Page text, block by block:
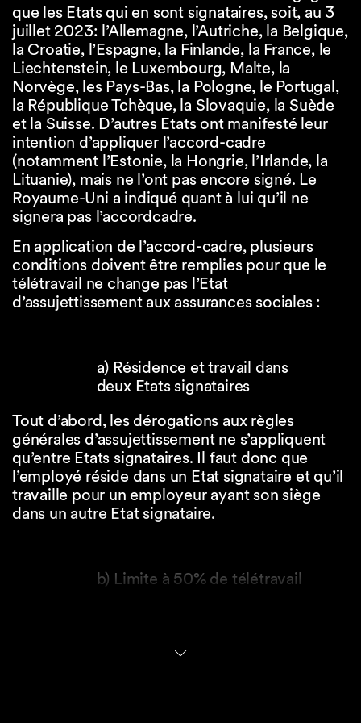
que les Etats qui en sont signataires, soit, au 3
juillet 2023: l’Allemagne, l’Autriche, la Belgique,
la Croatie, l’Espagne, la Finlande, la France, le
Liechtenstein, le Luxembourg, Malte, la
Norvège, les Pays-Bas, la Pologne, le Portugal,
la République Tchèque, la Slovaquie, la Suède
et la Suisse. D’autres Etats ont manifesté leur
intention d’appliquer l’accord-cadre
(notamment l’Estonie, la Hongrie, l’Irlande, la
Lituanie), mais ne l’ont pas encore signé. Le
Royaume-Uni a indiqué quant à lui qu’il ne
signera pas l’accordcadre.
En application de l’accord-cadre, plusieurs
conditions doivent être remplies pour que le
télétravail ne change pas l’Etat
d’assujettissement aux assurances sociales :
a) Résidence et travail dans
deux Etats signataires
Tout d’abord, les dérogations aux règles
générales d’assujettissement ne s’appliquent
qu’entre Etats signataires. Il faut donc que
l’employé réside dans un Etat signataire et qu’il
travaille pour un employeur ayant son siège
dans un autre Etat signataire.
b) Limite à 50% de télétravail
télétravail transfrontalier dans son Etat de